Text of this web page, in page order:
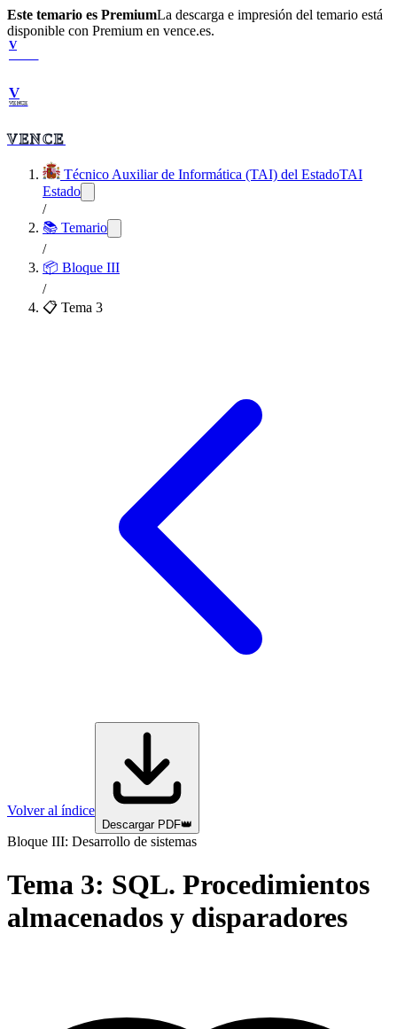
Este temario es PremiumLa descarga e impresión del temario está
disponible con Premium en vence.es.
V
V
VENCE
VENCE
Técnico Auxiliar de Informática (TAI) del EstadoTAI
Estado
/
📚 Temario
/
📦 Bloque III
/
📋 Tema 3
Volver al índice
Descargar PDF👑
Bloque III: Desarrollo de sistemas
Tema 3: SQL. Procedimientos
almacenados y disparadores